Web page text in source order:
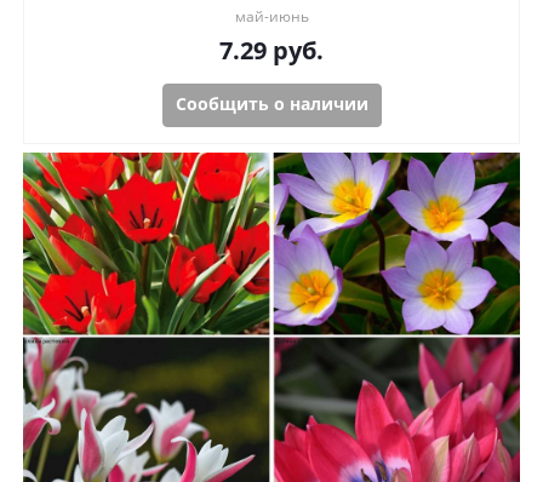
май-июнь
7.29 руб.
Сообщить о наличии